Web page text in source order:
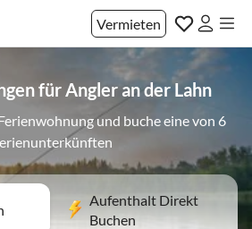
Vermieten
für Angler an der Lahn
und buche eine von 6
Aufenthalt Direkt
Buchen